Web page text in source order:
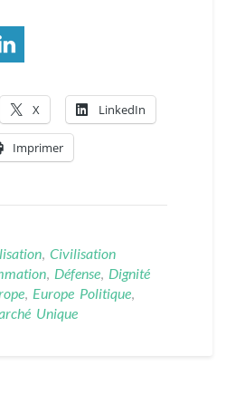
X LinkedIn
Imprimer
, Civilisation
, Défense, Dignité
, Europe Politique,
Unique